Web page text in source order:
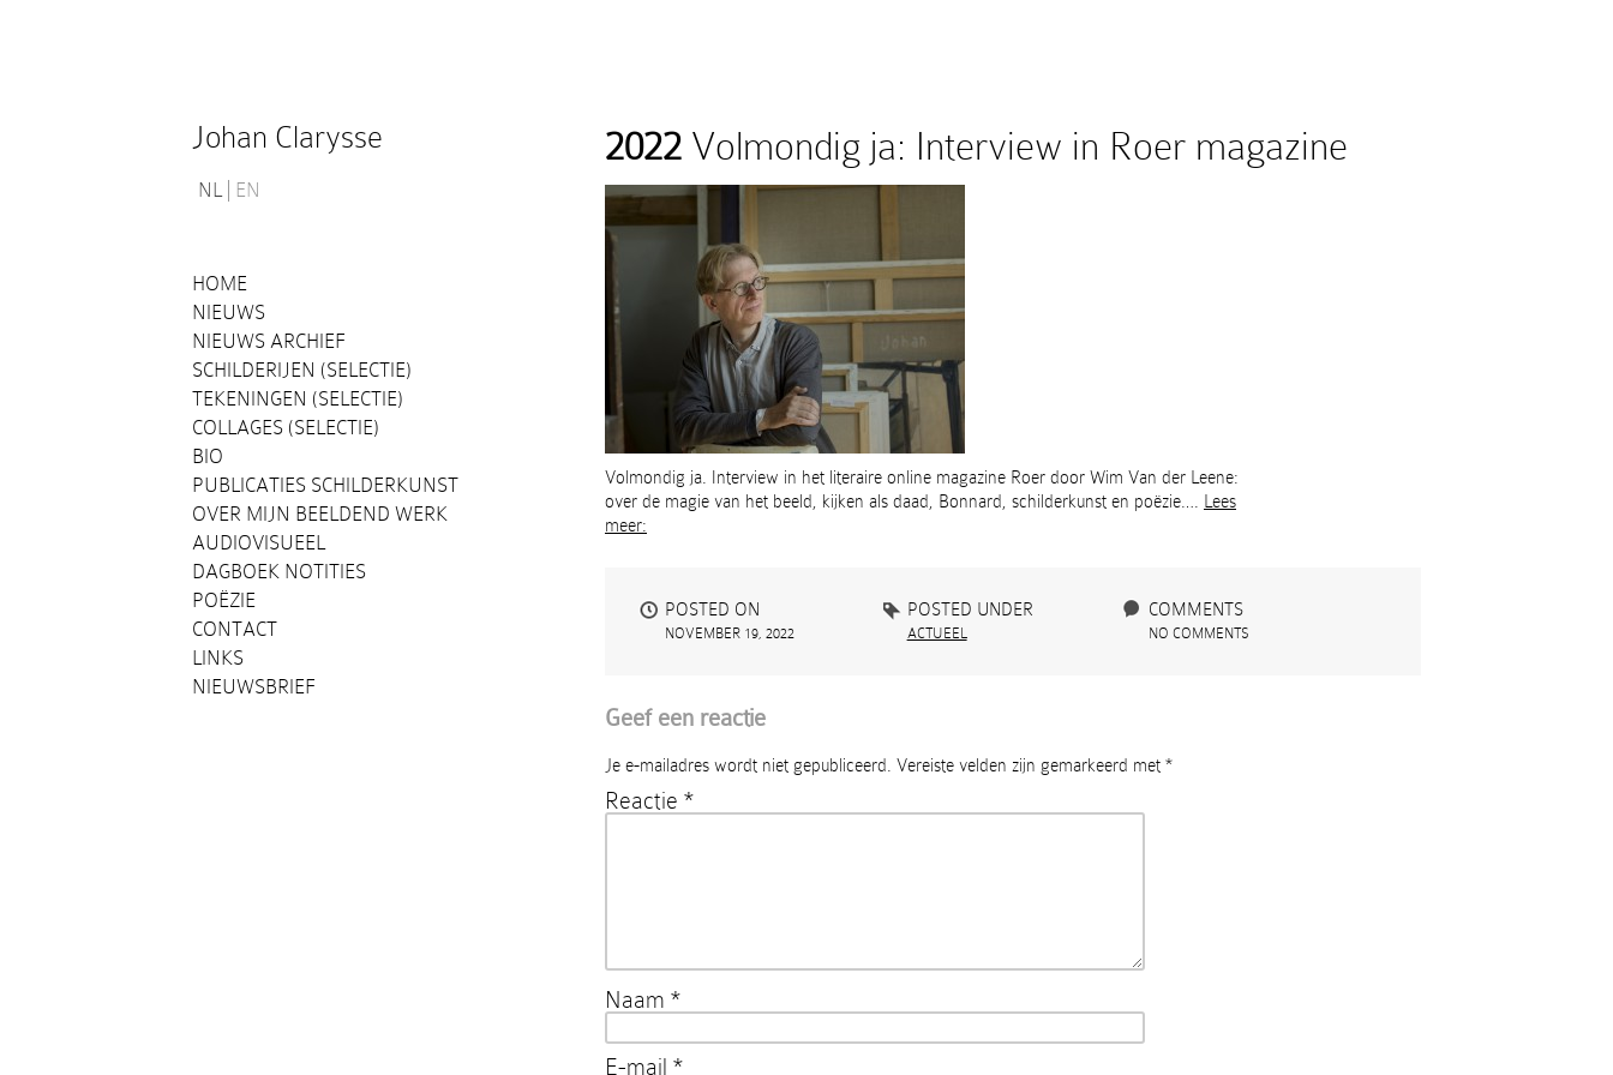
Johan Clarysse
NL EN
HOME
NIEUWS
NIEUWS ARCHIEF
SCHILDERIJEN (SELECTIE)
TEKENINGEN (SELECTIE)
COLLAGES (SELECTIE)
BIO
PUBLICATIES SCHILDERKUNST
OVER MIJN BEELDEND WERK
AUDIOVISUEEL
DAGBOEK NOTITIES
POËZIE
CONTACT
LINKS
NIEUWSBRIEF
2022 Volmondig ja: Interview in Roer magazine
Volmondig ja. Interview in het literaire online magazine Roer door Wim Van der Leene:
over de magie van het beeld, kijken als daad, Bonnard, schilderkunst en poëzie….
Lees
meer:
POSTED ON
NOVEMBER 19, 2022
POSTED UNDER
ACTUEEL
COMMENTS
NO COMMENTS
Geef een reactie
Je e-mailadres wordt niet gepubliceerd. Vereiste velden zijn gemarkeerd met *
Reactie *
Naam *
E-mail *